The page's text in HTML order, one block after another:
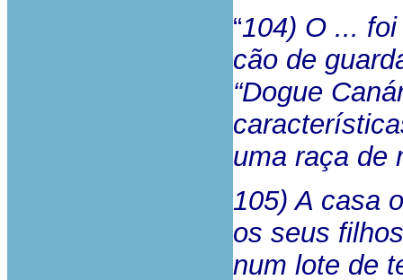
“104) O ...
cão de
“Dogue
uma raça de
105) A casa
os seus
num lote de